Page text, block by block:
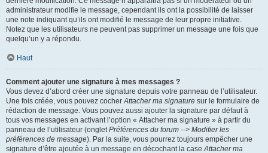
administrateur modifie le message, cependant ils ont la possibilité de laisser
une note indiquant qu’ils ont modifié le message de leur propre initiative.
Notez que les utilisateurs ne peuvent pas supprimer un message une fois que
quelqu’un y a répondu.
Haut
Comment ajouter une signature à mes messages ?
Vous devez d’abord créer une signature depuis votre panneau de l’utilisateur.
Une fois créée, vous pouvez cocherAttacher ma signature sur le formulaire de
rédaction de message. Vous pouvez aussi ajouter la signature par défaut à
tous vos messages en activant l’option « Attacher ma signature » à partir du
panneau de l’utilisateur (ongletPréférences du forum --> Modifier les
préférences de message). Par la suite, vous pourrez toujours empêcher une
signature d’être ajoutée à un message en décochant la caseAttacher ma